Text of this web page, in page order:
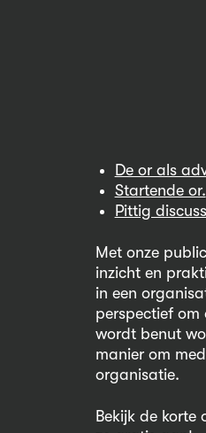
De or als
Startende or.
Pittig
Met onze
inzicht en
in een
perspectief om
wordt benut
manier om
organisatie.
Bekijk de korte